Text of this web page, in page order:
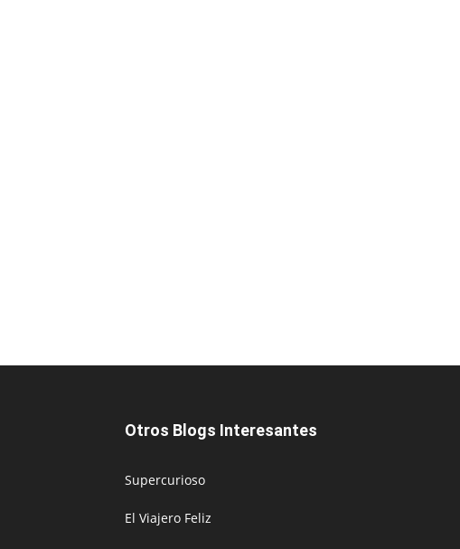
Otros Blogs Interesantes
Supercurioso
El Viajero Feliz